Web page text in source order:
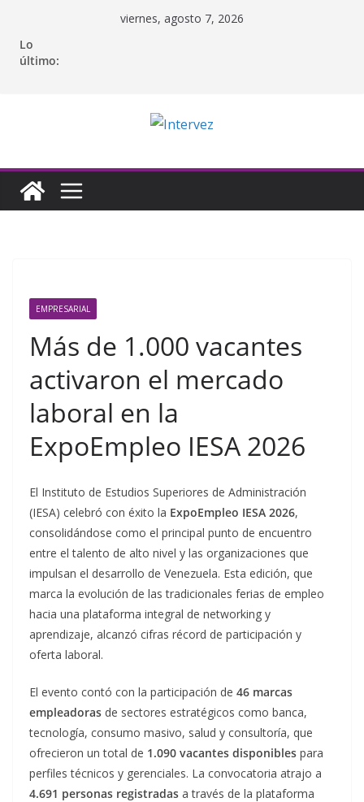
contenido
viernes, agosto 7, 2026
Lo
último:
EMPRESARIAL
Más de 1.000 vacantes
activaron el mercado
laboral en la
ExpoEmpleo IESA 2026
El Instituto de Estudios Superiores de Administración
(IESA) celebró con éxito la ExpoEmpleo IESA 2026,
consolidándose como el principal punto de encuentro
entre el talento de alto nivel y las organizaciones que
impulsan el desarrollo de Venezuela. Esta edición, que
marca la evolución de las tradicionales ferias de empleo
hacia una plataforma integral de networking y
aprendizaje, alcanzó cifras récord de participación y
oferta laboral.
El evento contó con la participación de 46 marcas
empleadoras de sectores estratégicos como banca,
tecnología, consumo masivo, salud y consultoría, que
ofrecieron un total de 1.090 vacantes disponibles para
perfiles técnicos y gerenciales. La convocatoria atrajo a
4.691 personas registradas a través de la plataforma